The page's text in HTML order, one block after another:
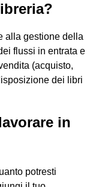
alla gestione della
flussi in entrata e
(acquisto,
dei libri
in
potresti